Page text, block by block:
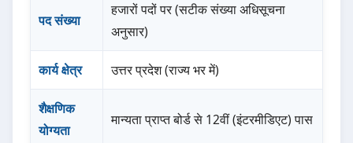
पद संख्या
हजारों पदों पर (सटीक संख्या अधिसूचना
अनुसार)
कार्य क्षेत्र उत्तर प्रदेश (राज्य भर में)
शैक्षणिक
योग्यता
मान्यता प्राप्त बोर्ड से 12वीं (इंटरमीडिएट) पास